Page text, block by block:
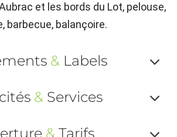
et les bords du Lot, pelouse,
barbecue, balançoire.
&Labels
ou
& Services
& Tarifs